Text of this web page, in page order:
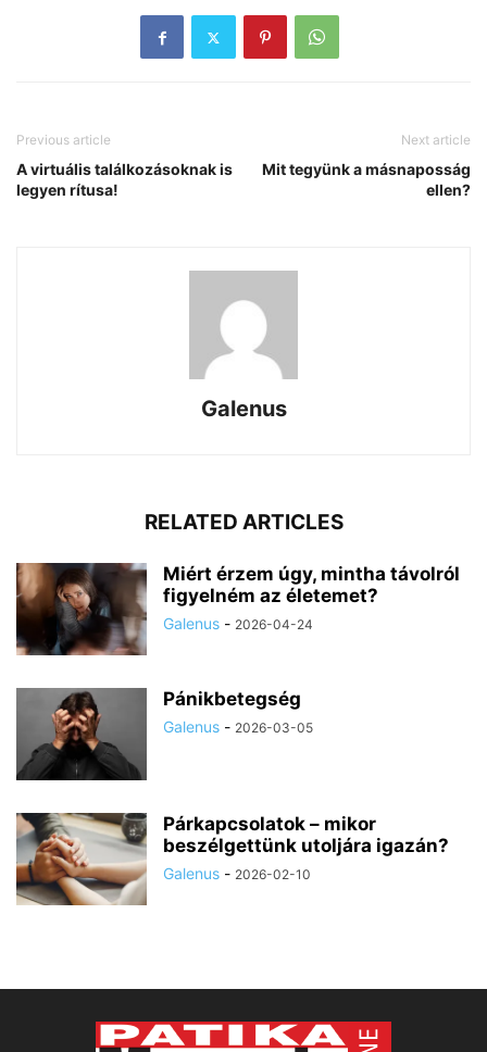
Previous article
A virtuális találkozásoknak is
legyen rítusa!
Next article
Mit tegyünk a másnaposság
ellen?
Galenus
RELATED ARTICLES
Miért érzem úgy, mintha távolról
figyelném az életemet?
Galenus - 2026-04-24
Pánikbetegség
Galenus - 2026-03-05
Párkapcsolatok – mikor
beszélgettünk utoljára igazán?
Galenus - 2026-02-10